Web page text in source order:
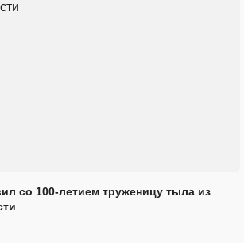
со 100-летием труженицу тыла из